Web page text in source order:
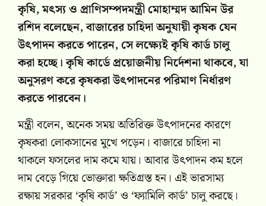
কৃষি, মৎস্য ও প্রাণিসম্পদমন্ত্রী মোহাম্মদ আমিন উর
রশিদ বলেছেন, বাজারের চাহিদা অনুযায়ী কৃষক যেন
উৎপাদন করতে পারেন, সে লক্ষ্যেই কৃষি কার্ড চালু
করা হচ্ছে। কৃষি কার্ডে প্রয়োজনীয় নির্দেশনা থাকবে, যা
অনুসরণ করে কৃষকরা উৎপাদনের পরিমাণ নির্ধারণ
করতে পারবেন।
মন্ত্রী বলেন, অনেক সময় অতিরিক্ত উৎপাদনের কারণে
কৃষকরা লোকসানের মুখে পড়েন। বাজারে চাহিদা না
থাকলে ফসলের দাম কমে যায়। আবার উৎপাদন কম হলে
দাম বেড়ে গিয়ে ভোক্তারা ক্ষতিগ্রস্ত হন। এই ভারসাম্য
রক্ষায় সরকার ‘কৃষি কার্ড’ ও ‘ফ্যামিলি কার্ড’ চালু করছে।